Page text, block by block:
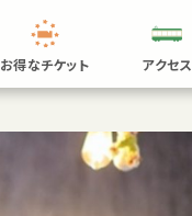
お得なチケット アクセス